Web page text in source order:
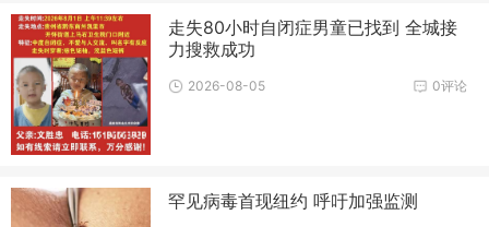
走失80小时自闭症男童已找到 全城接
力搜救成功
0评论
2026-08-05
罕见病毒首现纽约 呼吁加强监测